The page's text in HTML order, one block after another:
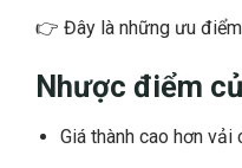
👉 Đây là những ưu
Nhược điểm
Giá thành cao hơn